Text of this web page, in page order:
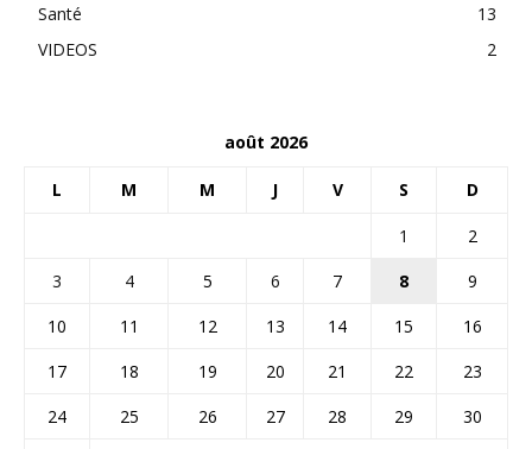
Santé
13
VIDEOS
2
août 2026
L M M J V S D
1
2
3
4 5 6 7 8
9
10
11 12 13 14 15
16
17
18 19 20 21 22
23
24
25 26 27 28 29
30